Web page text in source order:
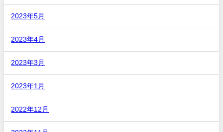
2023年5月
2023年4月
2023年3月
2023年1月
2022年12月